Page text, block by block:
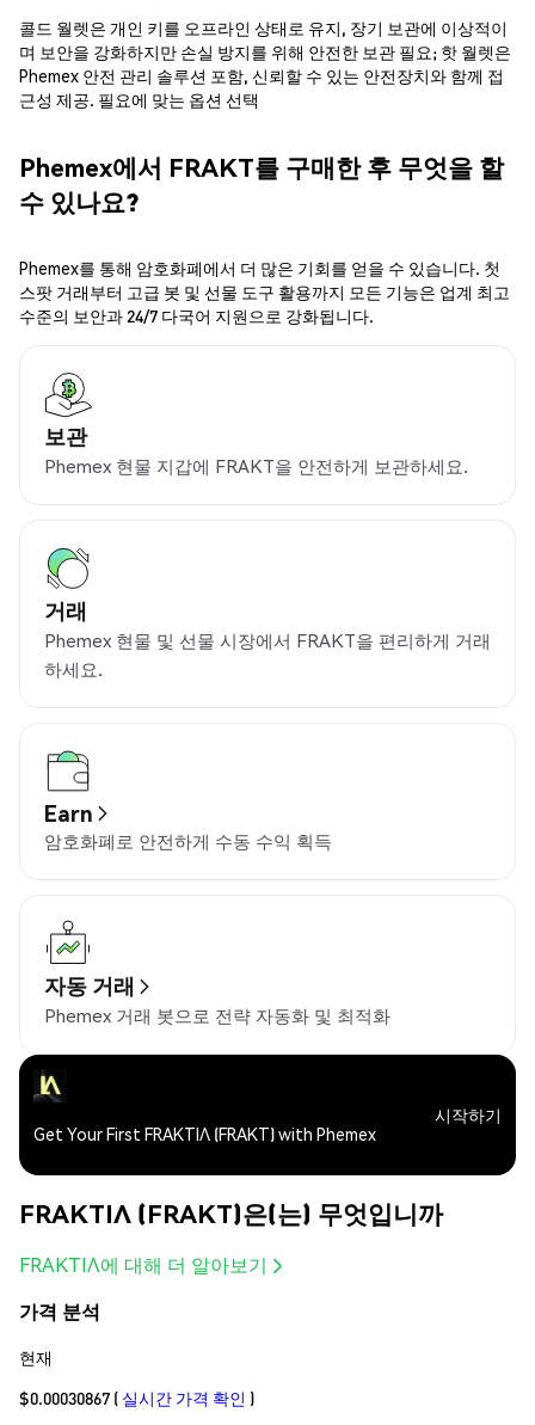
콜드 월렛은 개인 키를 오프라인 상태로 유지, 장기 보관에 이상적이
며 보안을 강화하지만 손실 방지를 위해 안전한 보관 필요; 핫 월렛은
Phemex 안전 관리 솔루션 포함, 신뢰할 수 있는 안전장치와 함께 접
근성 제공. 필요에 맞는 옵션 선택
Phemex에서 FRAKT를 구매한 후 무엇을 할
수 있나요?
Phemex를 통해 암호화폐에서 더 많은 기회를 얻을 수 있습니다. 첫
스팟 거래부터 고급 봇 및 선물 도구 활용까지 모든 기능은 업계 최고
수준의 보안과 24/7 다국어 지원으로 강화됩니다.
보관
Phemex 현물 지갑에 FRAKT을 안전하게 보관하세요.
거래
Phemex 현물 및 선물 시장에서 FRAKT을 편리하게 거래
하세요.
Earn
암호화폐로 안전하게 수동 수익 획득
자동 거래
Phemex 거래 봇으로 전략 자동화 및 최적화
Get Your First FRAKTIΛ (FRAKT) with Phemex
시작하기
FRAKTIΛ (FRAKT)은(는) 무엇입니까
FRAKTIΛ에 대해 더 알아보기
가격 분석
현재
$0.00030867 ( 실시간 가격 확인 )